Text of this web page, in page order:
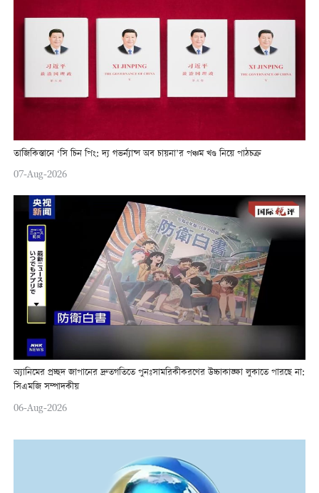
তাজিকিস্তানে ‘সি চিন পিং: দ্য গভর্ন্যান্স অব চায়না’র পঞ্চম খণ্ড নিয়ে পাঠচক্র
07-Aug-2026
অ্যানিমের প্রচ্ছদ জাপানের দ্রুতগতিতে পুনঃসামরিকীকরণের উচ্চাকাঙ্ক্ষা লুকাতে পারছে না:
সিএমজি সম্পাদকীয়
06-Aug-2026